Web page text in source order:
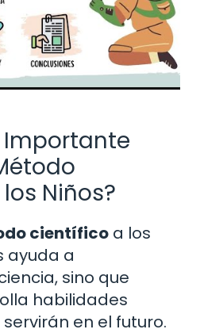
Importante
Niños?
científico a los
ayuda a
sino que
habilidades
en el futuro.